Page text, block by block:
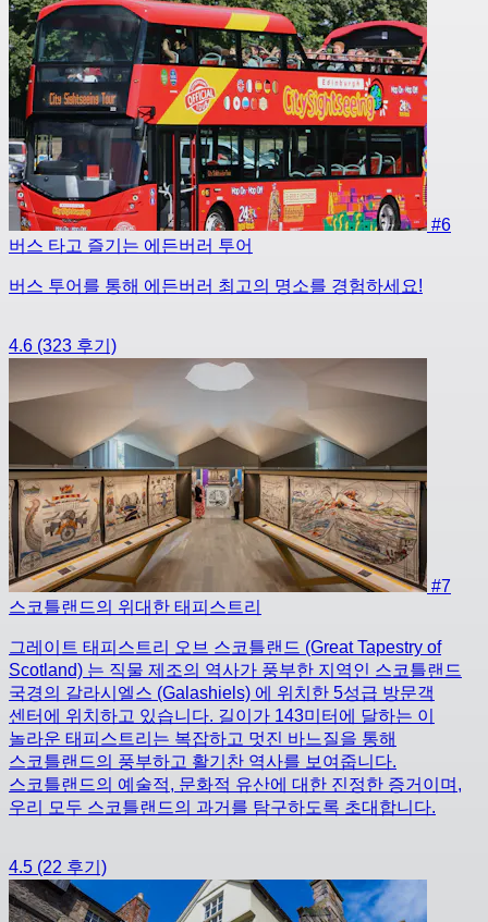
#6
버스 타고 즐기는 에든버러 투어
버스 투어를 통해 에든버러 최고의 명소를 경험하세요!
4.6 (323 후기)
#7
스코틀랜드의 위대한 태피스트리
그레이트 태피스트리 오브 스코틀랜드 (Great Tapestry of
Scotland) 는 직물 제조의 역사가 풍부한 지역인 스코틀랜드
국경의 갈라시엘스 (Galashiels) 에 위치한 5성급 방문객
센터에 위치하고 있습니다. 길이가 143미터에 달하는 이
놀라운 태피스트리는 복잡하고 멋진 바느질을 통해
스코틀랜드의 풍부하고 활기찬 역사를 보여줍니다.
스코틀랜드의 예술적, 문화적 유산에 대한 진정한 증거이며,
우리 모두 스코틀랜드의 과거를 탐구하도록 초대합니다.
4.5 (22 후기)